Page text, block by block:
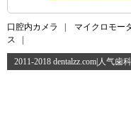
口腔内カメラ マイクロモー
ス
2011-2018 dentalzz.com|人气